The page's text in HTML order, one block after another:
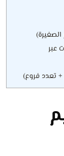
عبر
تعدد فروع)